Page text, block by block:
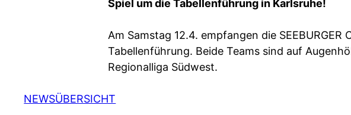
Spiel um die Tabellenführung in Karlsruhe!
Am Samstag 12.4. empfangen die
Tabellenführung. Beide Teams sind auf
Regionalliga Südwest.
NEWSÜBERSICHT